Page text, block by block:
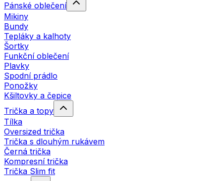
Pánské oblečení
Mikiny
Bundy
Tepláky a kalhoty
Šortky
Funkční oblečení
Plavky
Spodní prádlo
Ponožky
Kšiltovky a čepice
Trička a topy
Tílka
Oversized trička
Trička s dlouhým rukávem
Černá trička
Kompresní trička
Trička Slim fit